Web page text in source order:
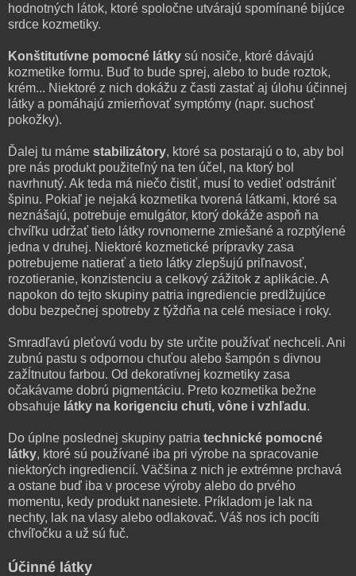
hodnotných látok, ktoré spoločne utvárajú spomínané bijúce
srdce kozmetiky.
Konštitutívne pomocné látky sú nosiče, ktoré dávajú
kozmetike formu. Buď to bude sprej, alebo to bude roztok,
krém... Niektoré z nich dokážu z časti zastať aj úlohu účinnej
látky a pomáhajú zmierňovať symptómy (napr. suchosť
pokožky).
Ďalej tu máme stabilizátory, ktoré sa postarajú o to, aby bol
pre nás produkt použiteľný na ten účel, na ktorý bol
navrhnutý. Ak teda má niečo čistiť, musí to vedieť odstrániť
špinu. Pokiaľ je nejaká kozmetika tvorená látkami, ktoré sa
neznášajú, potrebuje emulgátor, ktorý dokáže aspoň na
chvíľku udržať tieto látky rovnomerne zmiešané a rozptýlené
jedna v druhej. Niektoré kozmetické prípravky zasa
potrebujeme natierať a tieto látky zlepšujú priľnavosť,
rozotieranie, konzistenciu a celkový zážitok z aplikácie. A
napokon do tejto skupiny patria ingrediencie predlžujúce
dobu bezpečnej spotreby z týždňa na celé mesiace i roky.
Smradľavú pleťovú vodu by ste určite používať nechceli. Ani
zubnú pastu s odpornou chuťou alebo šampón s divnou
zažĺtnutou farbou. Od dekoratívnej kozmetiky zasa
očakávame dobrú pigmentáciu. Preto kozmetika bežne
obsahuje látky na korigenciu chuti, vône i vzhľadu.
Do úplne poslednej skupiny patria technické pomocné
látky, ktoré sú používané iba pri výrobe na spracovanie
niektorých ingrediencií. Väčšina z nich je extrémne prchavá
a ostane buď iba v procese výroby alebo do prvého
momentu, kedy produkt nanesiete. Príkladom je lak na
nechty, lak na vlasy alebo odlakovač. Váš nos ich pocíti
chvíľočku a už sú fuč.
Účinné látky